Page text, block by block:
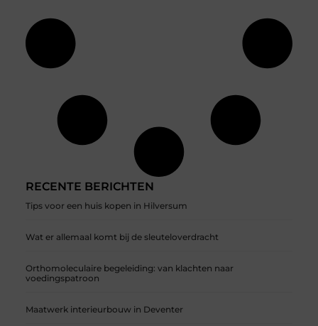
RECENTE BERICHTEN
Tips voor een huis kopen in Hilversum
Wat er allemaal komt bij de sleuteloverdracht
Orthomoleculaire begeleiding: van klachten naar
voedingspatroon
Maatwerk interieurbouw in Deventer